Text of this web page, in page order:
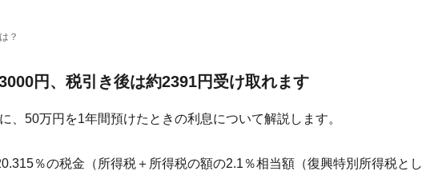
？
円、税引き後は約2391円受け取れます
、50万円を1年間預けたときの利息について解説します。
％の税金（所得税＋所得税の額の2.1％相当額（復興特別所得税とし